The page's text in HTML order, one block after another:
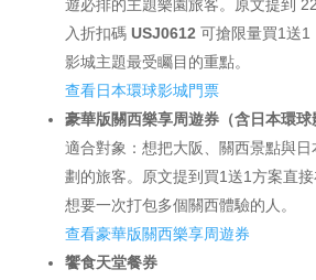
遊必排的主題樂園旅客。原文提到
入折扣碼 USJ0612 可搶限量買1送1
影城主題最受矚目的重點。
查看日本環球影城門票
豪華版關西樂享周遊券（含日本環球
適合對象：想把大阪、關西景點與日
劃的旅客。原文提到買1送1方案直
想要一次打包多個關西體驗的人。
查看豪華版關西樂享周遊券
饗食天堂餐券